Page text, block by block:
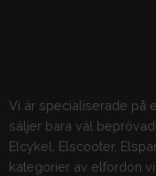
Vi är specialiserade på
säljer bara väl
Elcykel, Elscooter,
kategorier av elfordon